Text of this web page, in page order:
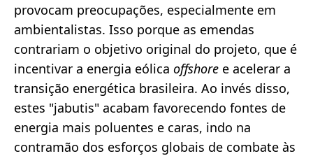
provocam preocupações, especialmente em
ambientalistas. Isso porque as emendas
contrariam o objetivo original do projeto, que é
incentivar a energia eólica offshore e acelerar a
transição energética brasileira. Ao invés disso,
estes "jabutis" acabam favorecendo fontes de
energia mais poluentes e caras, indo na
contramão dos esforços globais de combate às